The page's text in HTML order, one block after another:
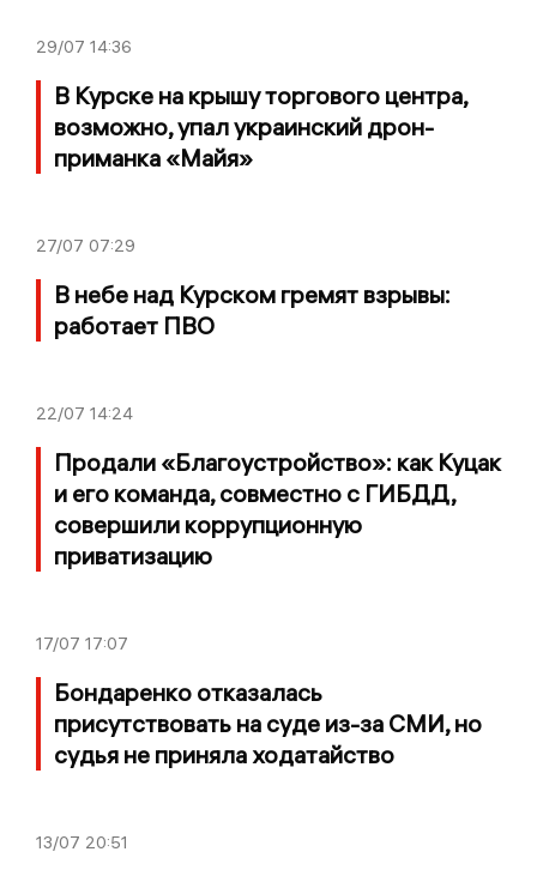
29/07 14:36
В Курске на крышу торгового центра,
возможно, упал украинский дрон-
приманка «Майя»
27/07 07:29
В небе над Курском гремят взрывы:
работает ПВО
22/07 14:24
Продали «Благоустройство»: как Куцак
и его команда, совместно с ГИБДД,
совершили коррупционную
приватизацию
17/07 17:07
Бондаренко отказалась
присутствовать на суде из-за СМИ, но
судья не приняла ходатайство
13/07 20:51